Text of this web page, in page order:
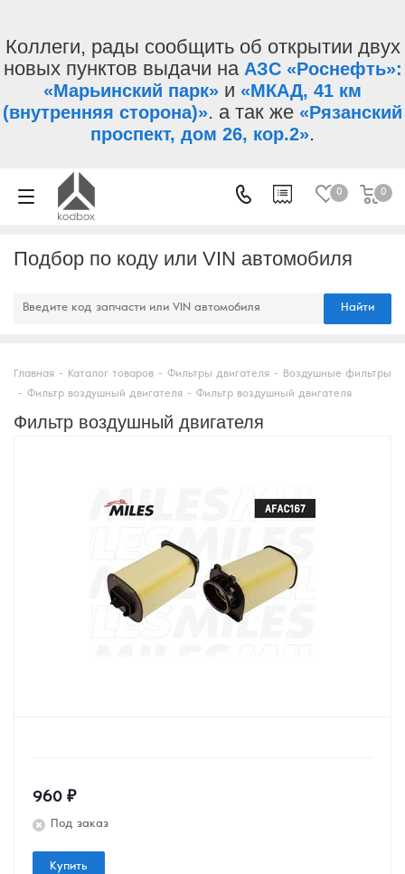
Коллеги, рады сообщить об открытии двух
новых пунктов выдачи на АЗС «Роснефть»:
«Марьинский парк» и «МКАД, 41 км
(внутренняя сторона)». а так же «Рязанский
проспект, дом 26, кор.2».
0 0
Подбор по коду или VIN автомобиля
Найти
Главная - Каталог товаров - Фильтры двигателя -
Воздушные фильтры
- Фильтр воздушный двигателя - Фильтр воздушный двигателя
Фильтр воздушный двигателя
960 ₽
Под заказ
Купить